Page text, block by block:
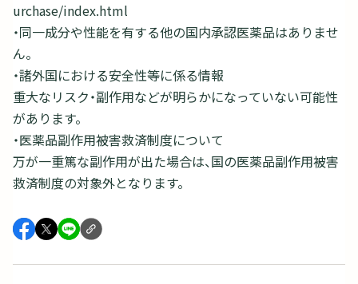
urchase/index.html
・同一成分や性能を有する他の国内承認医薬品はありませ
ん。
・諸外国における安全性等に係る情報
重大なリスク・副作用などが明らかになっていない可能性
があります。
・医薬品副作用被害救済制度について
万が一重篤な副作用が出た場合は、国の医薬品副作用被害
救済制度の対象外となります。